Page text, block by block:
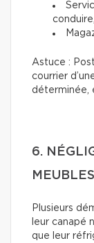
Astuce :
courrier
déterminée,
6.
MEUBLES
Plusieurs
leur canapé
que leur